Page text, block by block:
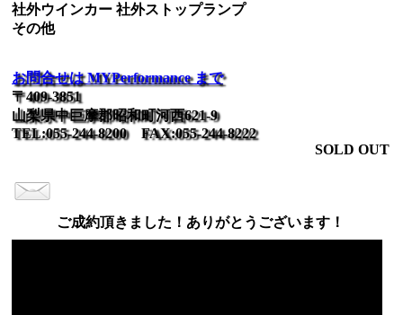
社外ウインカー 社外ストップランプ
その他
お問合せは MYPerformance まで
〒409-3851
山梨県中巨摩郡昭和町河西621-9
TEL:055-244-8200 FAX:055-244-8222
SOLD OUT
ご成約頂きました！ありがとうございます！